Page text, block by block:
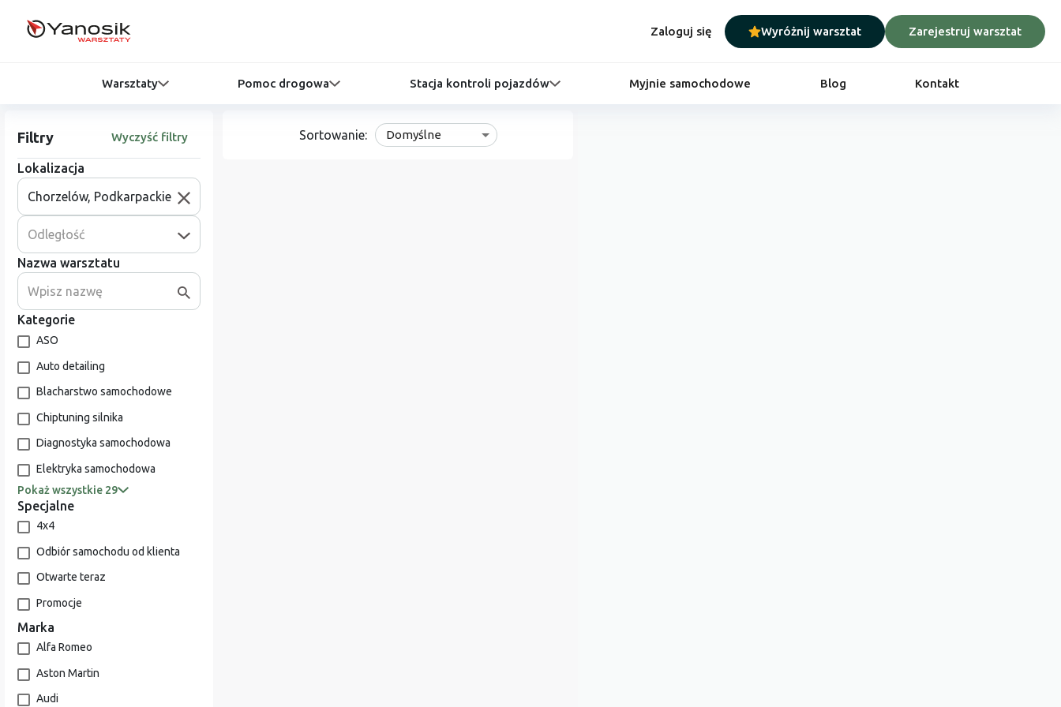
Zaloguj się Wyróżnij warsztat Zarejestruj warsztat
Warsztaty Pomoc drogowa Stacja kontroli pojazdów Myjnie samochodowe Blog Kontakt
Filtry Wyczyść filtry
Lokalizacja
Odległość
Nazwa warsztatu
Kategorie
ASO
Auto detailing
Blacharstwo samochodowe
Chiptuning silnika
Diagnostyka samochodowa
Elektryka samochodowa
Pokaż wszystkie 29
Specjalne
4x4
Odbiór samochodu od klienta
Otwarte teraz
Promocje
Marka
Alfa Romeo
Aston Martin
Audi
Sortowanie: Domyślne